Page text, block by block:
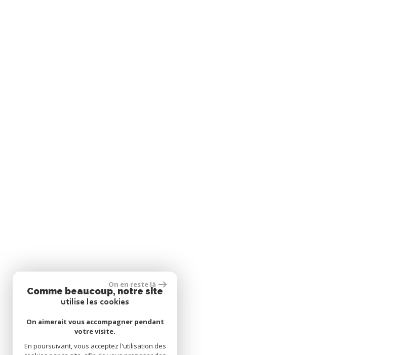
On en reste là
Comme beaucoup, notre site
utilise les cookies
On aimerait vous accompagner pendant
votre visite.
En poursuivant, vous acceptez l'utilisation des